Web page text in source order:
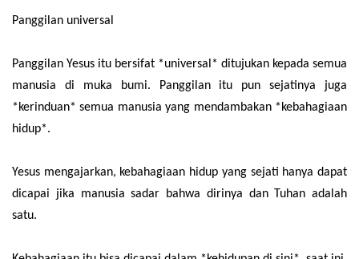
Panggilan universal
Panggilan Yesus itu bersifat *universal* ditujukan kepada semua
manusia di muka bumi. Panggilan itu pun sejatinya juga
*kerinduan* semua manusia yang mendambakan *kebahagiaan
hidup*.
Yesus mengajarkan, kebahagiaan hidup yang sejati hanya dapat
dicapai jika manusia sadar bahwa dirinya dan Tuhan adalah
satu.